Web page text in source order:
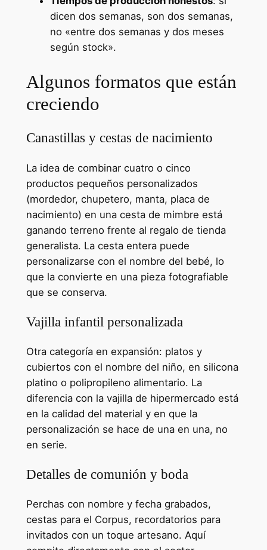
dicen dos semanas, son dos semanas,
no «entre dos semanas y dos meses
según stock».
Algunos formatos que están
creciendo
Canastillas y cestas de nacimiento
La idea de combinar cuatro o cinco
productos pequeños personalizados
(mordedor, chupetero, manta, placa de
nacimiento) en una cesta de mimbre está
ganando terreno frente al regalo de tienda
generalista. La cesta entera puede
personalizarse con el nombre del bebé, lo
que la convierte en una pieza fotografiable
que se conserva.
Vajilla infantil personalizada
Otra categoría en expansión: platos y
cubiertos con el nombre del niño, en silicona
platino o polipropileno alimentario. La
diferencia con la vajilla de hipermercado está
en la calidad del material y en que la
personalización se hace de una en una, no
en serie.
Detalles de comunión y boda
Perchas con nombre y fecha grabados,
cestas para el Corpus, recordatorios para
invitados con un toque artesano. Aquí